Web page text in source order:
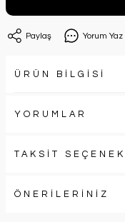
Paylaş Yorum Yaz
ÜRÜN BİLGİSİ
YORUMLAR
TAKSİT
ÖNERİLERİNİZ